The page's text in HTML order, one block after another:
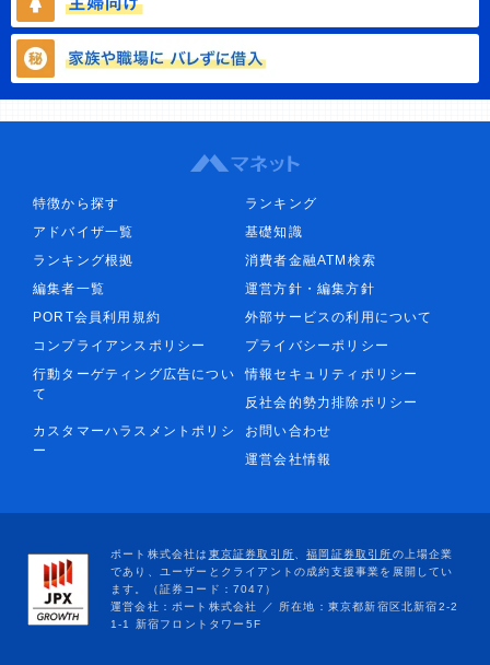
特徴から探す
ランキング
アドバイザ一覧
基礎知識
ランキング根拠
消費者金融ATM検索
編集者一覧
運営方針・編集方針
PORT会員利用規約
外部サービスの利用について
コンプライアンスポリシー
プライバシーポリシー
行動ターゲティング広告につい
て
情報セキュリティポリシー
反社会的勢力排除ポリシー
カスタマーハラスメントポリシ
ー
お問い合わせ
運営会社情報